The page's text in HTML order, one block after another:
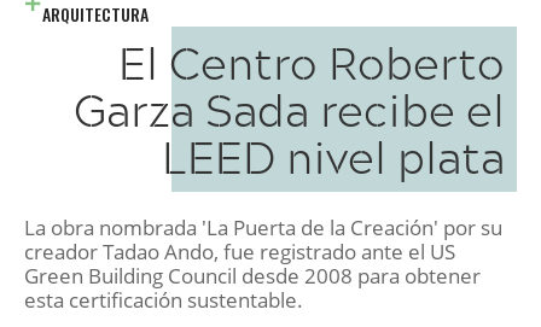
ARQUITECTURA
El Centro Roberto
Garza Sada recibe el
LEED nivel plata
La obra nombrada 'La Puerta de la Creación' por su
creador Tadao Ando, fue registrado ante el US
Green Building Council desde 2008 para obtener
esta certificación sustentable.